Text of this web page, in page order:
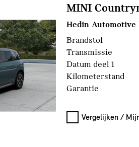
MINI
Hedin Automotive
Brandstof
Transmissie
Datum deel 1
Kilometerstand
Garantie
Vergelijken /